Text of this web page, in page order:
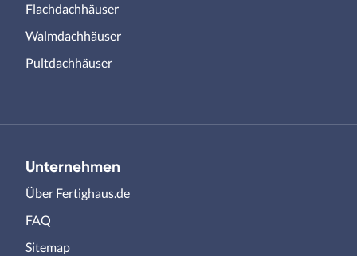
Flachdachhäuser
Walmdachhäuser
Pultdachhäuser
Unternehmen
Über Fertighaus.de
FAQ
Sitemap